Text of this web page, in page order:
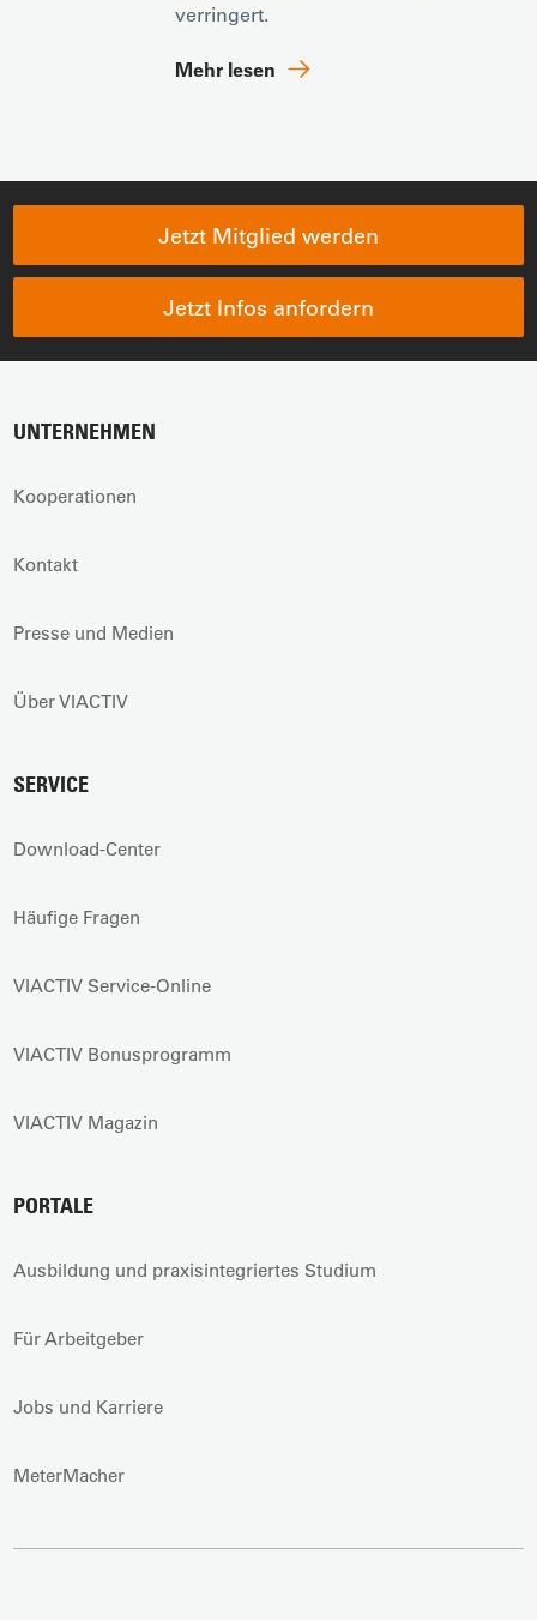
verringert.
Mehr lesen
Jetzt Mitglied werden
Jetzt Infos anfordern
UNTERNEHMEN
Kooperationen
Kontakt
Presse und Medien
Über VIACTIV
SERVICE
Download-Center
Häufige Fragen
VIACTIV Service-Online
VIACTIV Bonusprogramm
VIACTIV Magazin
PORTALE
Ausbildung und praxisintegriertes Studium
Für Arbeitgeber
Jobs und Karriere
MeterMacher